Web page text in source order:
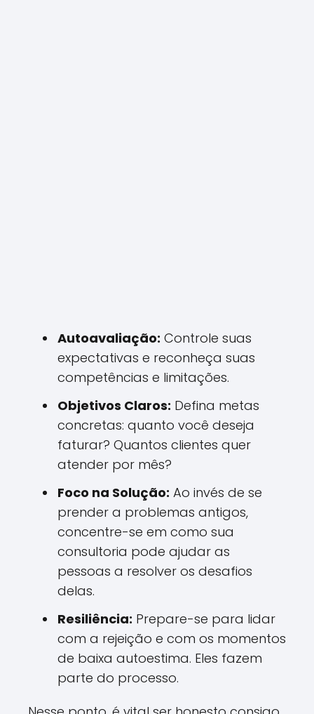
Autoavaliação: Controle suas
expectativas e reconheça suas
competências e limitações.
Objetivos Claros: Defina metas
concretas: quanto você deseja
faturar? Quantos clientes quer
atender por mês?
Foco na Solução: Ao invés de se
prender a problemas antigos,
concentre-se em como sua
consultoria pode ajudar as
pessoas a resolver os desafios
delas.
Resiliência: Prepare-se para lidar
com a rejeição e com os momentos
de baixa autoestima. Eles fazem
parte do processo.